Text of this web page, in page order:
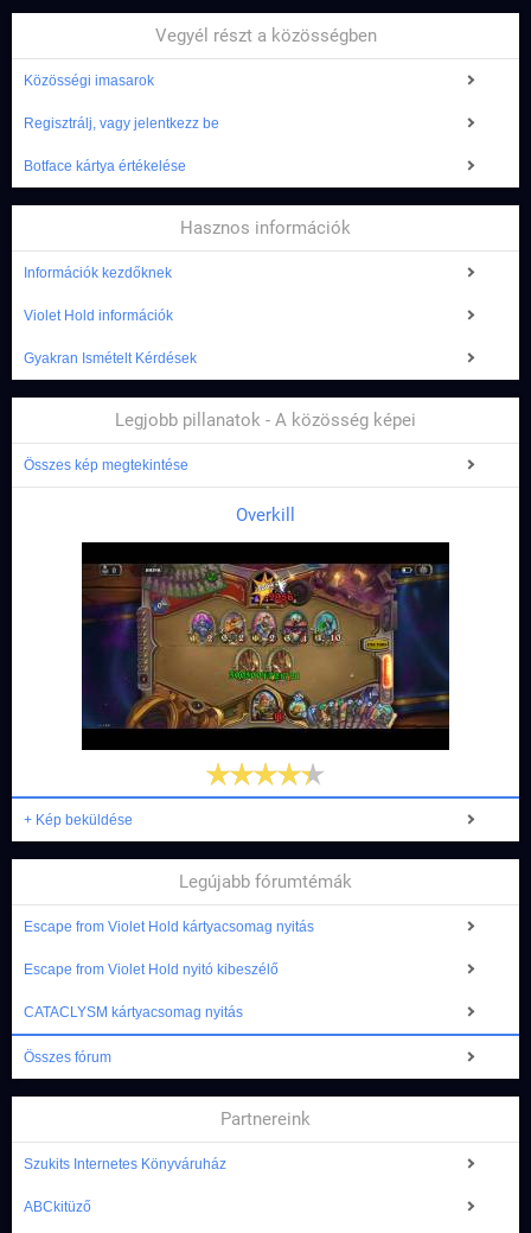
Vegyél részt a közösségben
Közösségi imasarok
Regisztrálj, vagy jelentkezz be
Botface kártya értékelése
Hasznos információk
Információk kezdőknek
Violet Hold információk
Gyakran Ismételt Kérdések
Legjobb pillanatok - A közösség képei
Összes kép megtekintése
Overkill
+ Kép beküldése
Legújabb fórumtémák
Escape from Violet Hold kártyacsomag nyitás
Escape from Violet Hold nyitó kibeszélő
CATACLYSM kártyacsomag nyitás
Összes fórum
Partnereink
Szukits Internetes Könyváruház
ABCkitüző